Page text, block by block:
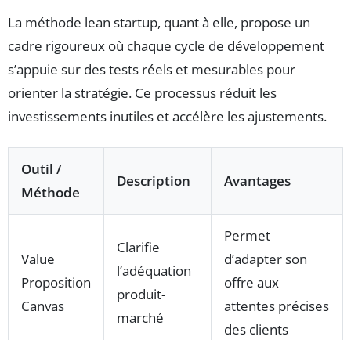
La méthode lean startup, quant à elle, propose un
cadre rigoureux où chaque cycle de développement
s’appuie sur des tests réels et mesurables pour
orienter la stratégie. Ce processus réduit les
investissements inutiles et accélère les ajustements.
Outil /
Méthode
Description Avantages
Value
Proposition
Canvas
Clarifie
l’adéquation
produit-
marché
Permet
d’adapter son
offre aux
attentes précises
des clients